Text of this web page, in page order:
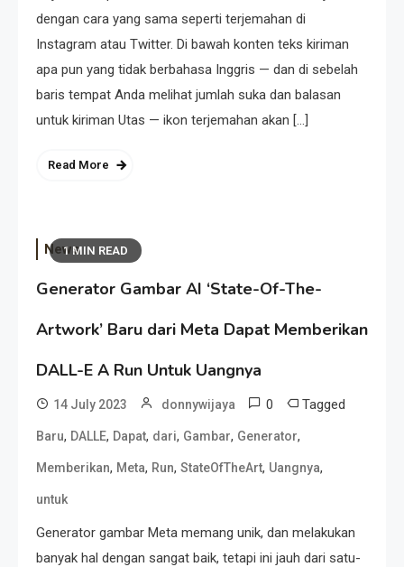
dengan cara yang sama seperti terjemahan di
Instagram atau Twitter. Di bawah konten teks kiriman
apa pun yang tidak berbahasa Inggris — dan di sebelah
baris tempat Anda melihat jumlah suka dan balasan
untuk kiriman Utas — ikon terjemahan akan […]
Read More
1 MIN READ
News
Generator Gambar AI ‘State-Of-The-
Artwork’ Baru dari Meta Dapat Memberikan
DALL-E A Run Untuk Uangnya
14 July 2023 donnywijaya 0 Tagged
Baru, DALLE, Dapat, dari, Gambar, Generator,
Memberikan, Meta, Run, StateOfTheArt, Uangnya,
untuk
Generator gambar Meta memang unik, dan melakukan
banyak hal dengan sangat baik, tetapi ini jauh dari satu-